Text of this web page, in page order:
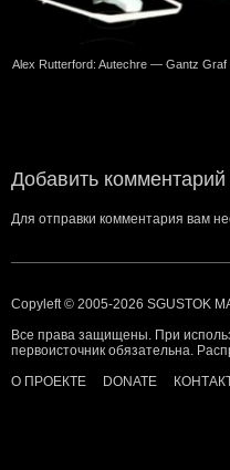
Alex Rutterford: Autechre — Gantz Graf
Добавить комментарий
Для отправки комментария вам
Copyleft © 2005-2026 SGUSTOK
Все права защищены. При
первоисточник обязательна.
О ПРОЕКТЕ
DONATE